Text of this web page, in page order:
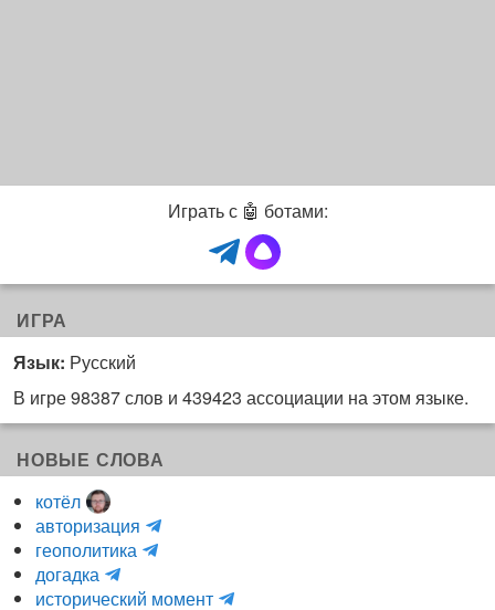
Играть с 🤖 ботами:
ИГРА
Язык: Русский
В игре 98387 слов и 439423 ассоциации на этом языке.
НОВЫЕ СЛОВА
котёл
авторизация
и
о
геополитика
H
d
догадка
m
a
исторический момент
и